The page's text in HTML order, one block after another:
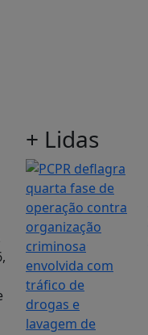
+ Lidas